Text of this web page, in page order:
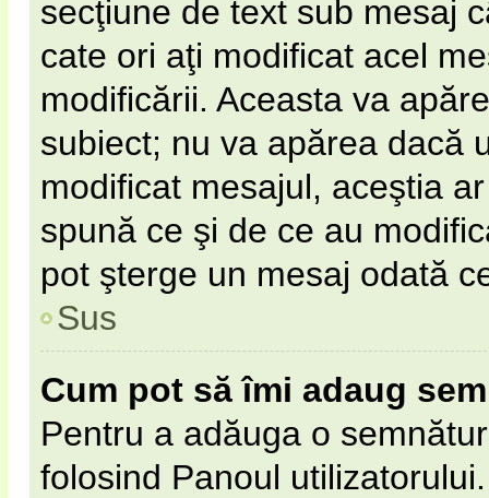
secţiune de text sub mesaj
cate ori aţi modificat acel
modificării. Aceasta va
subiect; nu va apărea dacă
modificat mesajul, aceştia
spună ce şi de ce au
pot şterge un mesaj odată
Sus
Cum pot să îmi adaug
Pentru a adăuga o
folosind Panoul